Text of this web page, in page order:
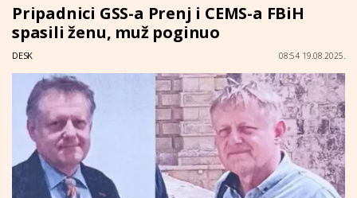
Pripadnici GSS-a Prenj i CEMS-a FBiH
spasili ženu, muž poginuo
DESK 08:54 19.08.2025.